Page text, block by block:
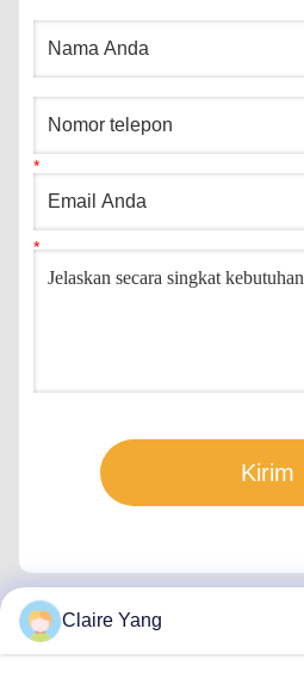
Kirim
Claire Yang